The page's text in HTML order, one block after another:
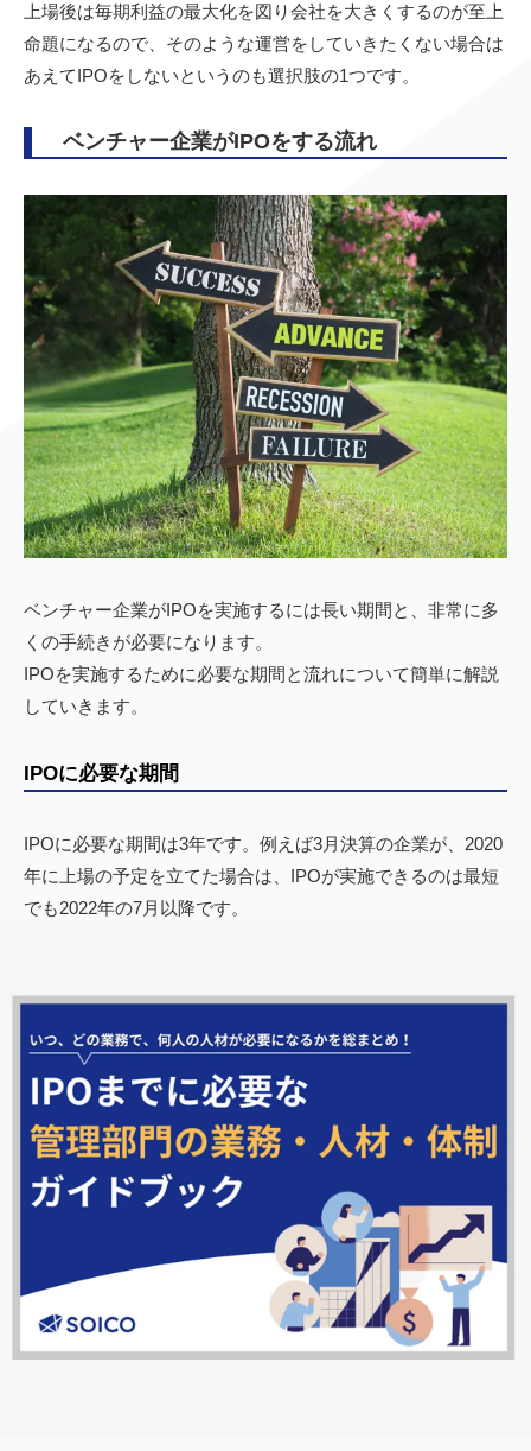
上場後は毎期利益の最大化を図り会社を大きくするのが至上
命題になるので、そのような運営をしていきたくない場合は
あえてIPOをしないというのも選択肢の1つです。
ベンチャー企業がIPOをする流れ
ベンチャー企業がIPOを実施するには長い期間と、非常に多
くの手続きが必要になります。
IPOを実施するために必要な期間と流れについて簡単に解説
していきます。
IPOに必要な期間
IPOに必要な期間は3年です。例えば3月決算の企業が、2020
年に上場の予定を立てた場合は、IPOが実施できるのは最短
でも2022年の7月以降です。
れば上場申請ができません。
IPOを実施するまでには最短で3年弱、準備に時間がかかる
場合には4年程度の時間がかかります
IPOの準備については、こちらの記事もご参照ください。
⇒IPOの準備スケジュール｜直前前々期から申請期まで解説
上場スケジュール：直前期 〜直前期（N-1期）の過程に
ついて解説〜
⇒
上場スケジュール：申請期 〜申請期の過程について解
説〜